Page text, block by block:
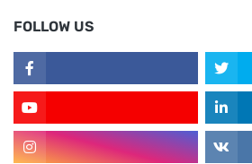
FOLLOW US